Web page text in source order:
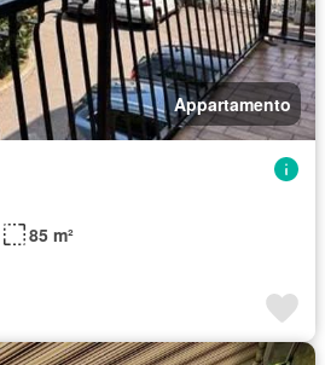
Appartamento
85 m²